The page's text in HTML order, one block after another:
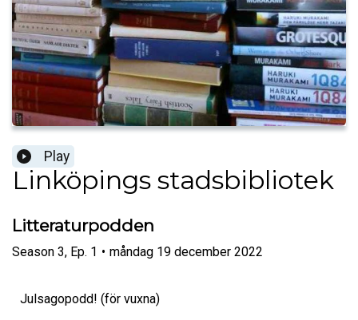
Play
Linköpings stadsbibliotek
Litteraturpodden
Season 3, Ep. 1 • måndag 19 december 2022
Julsagopodd! (för vuxna)